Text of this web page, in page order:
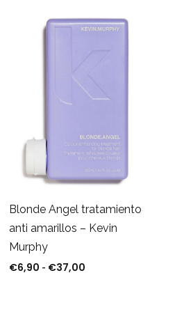
Blonde Angel tratamiento
anti amarillos – Kevin
Murphy
€6,90 - €37,00Rango de precios: